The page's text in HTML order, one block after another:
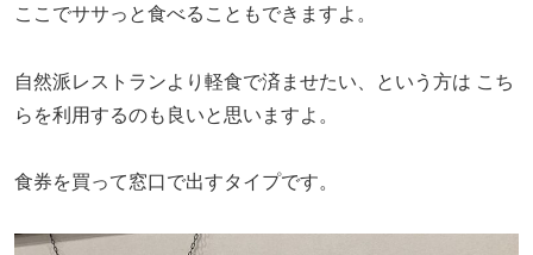
ここでササっと食べることもできますよ。
自然派レストランより軽食で済ませたい、という方は こち
らを利用するのも良いと思いますよ。
食券を買って窓口で出すタイプです。